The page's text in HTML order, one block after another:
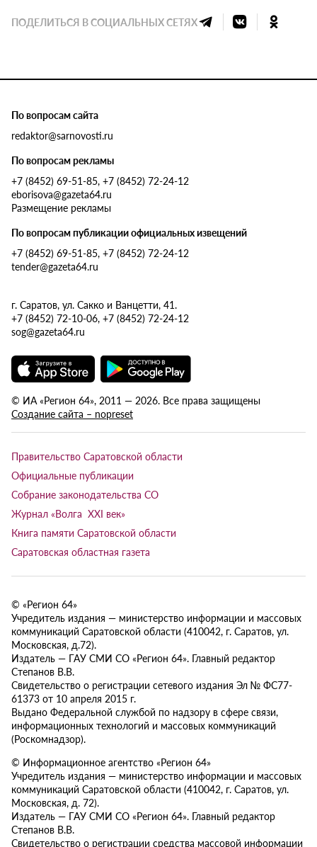
ПОДЕЛИТЬСЯ В СОЦИАЛЬНЫХ СЕТЯХ
По вопросам сайта
redaktor@sarnovosti.ru
По вопросам рекламы
+7 (8452) 69-51-85, +7 (8452) 72-24-12
eborisova@gazeta64.ru
Размещение рекламы
По вопросам публикации официальных извещений
+7 (8452) 69-51-85, +7 (8452) 72-24-12
tender@gazeta64.ru
г. Саратов, ул. Сакко и Ванцетти, 41.
+7 (8452) 72-10-06, +7 (8452) 72-24-12
sog@gazeta64.ru
© ИА «Регион 64», 2011 — 2026. Все права защищены
Создание сайта – nopreset
Правительство Саратовской области
Официальные публикации
Собрание законодательства СО
Журнал «Волга XXI век»
Книга памяти Саратовской области
Саратовская областная газета
© «Регион 64»
Учредитель издания — министерство информации и массовых
коммуникаций Саратовской области (410042, г. Саратов, ул.
Московская, д.72).
Издатель — ГАУ СМИ СО «Регион 64». Главный редактор
Степанов В.В.
Свидетельство о регистрации сетевого издания Эл № ФС77-
61373 от 10 апреля 2015 г.
Выдано Федеральной службой по надзору в сфере связи,
информационных технологий и массовых коммуникаций
(Роскомнадзор).
© Информационное агентство «Регион 64»
Учредитель издания — министерство информации и массовых
коммуникаций Саратовской области (410042, г. Саратов, ул.
Московская, д. 72).
Издатель — ГАУ СМИ СО «Регион 64». Главный редактор
Степанов В.В.
Свидетельство о регистрации средства массовой информации